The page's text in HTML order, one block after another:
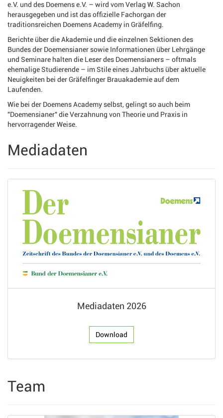
e.V. und des Doemens e.V. – wird vom Verlag W. Sachon
herausgegeben und ist das offizielle Fachorgan der
traditionsreichen Doemens Academy in Gräfelfing.
Berichte über die Akademie und die einzelnen Sektionen des
Bundes der Doemensianer sowie Informationen über Lehrgänge
und Seminare halten die Leser des Doemensianers – oftmals
ehemalige Studierende – im Stile eines Jahrbuchs über aktuelle
Neuigkeiten bei der Gräfelfinger Brauakademie auf dem
Laufenden.
Wie bei der Doemens Academy selbst, gelingt so auch beim
"Doemensianer" die Verzahnung von Theorie und Praxis in
hervorragender Weise.
Mediadaten
Mediadaten 2026
Download
Team